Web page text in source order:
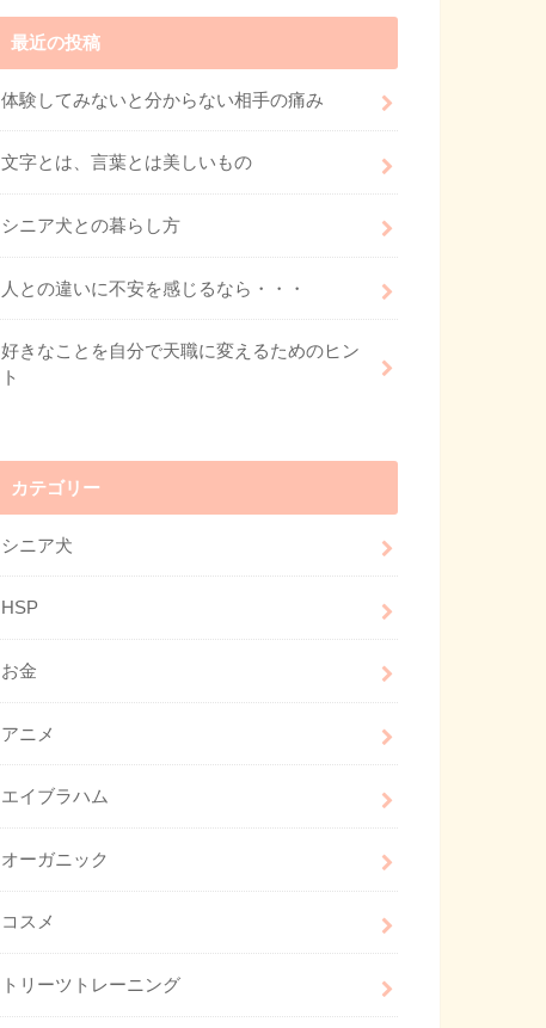
最近の投稿
体験してみないと分からない相手の痛み
文字とは、言葉とは美しいもの
シニア犬との暮らし方
人との違いに不安を感じるなら・・・
好きなことを自分で天職に変えるためのヒン
ト
カテゴリー
シニア犬
HSP
お金
アニメ
エイブラハム
オーガニック
コスメ
トリーツトレーニング